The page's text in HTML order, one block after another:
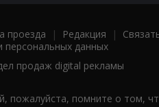
проезда | Редакция |
персональных данных
продаж digital рекламы
пожалуйста, помните о том,